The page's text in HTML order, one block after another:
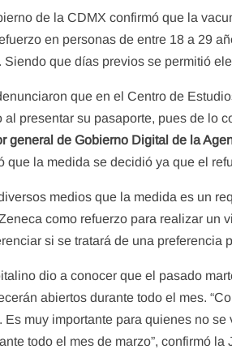
de la CDMX confirmó que la
en personas de entre 18 a 29
que días previos se permitió
que en el Centro de
presentar su pasaporte, pues de lo
general de Gobierno Digital de la
que la medida se decidió ya que el
medios que la medida es un
como refuerzo para realizar un
si se tratará de una preferencia
dio a conocer que el pasado
abiertos durante todo el mes.
. Es muy importante para quienes no
todo el mes de marzo”, confirmó